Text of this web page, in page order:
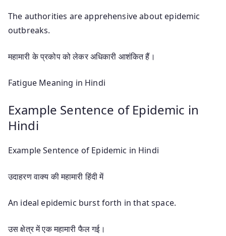
The authorities are apprehensive about epidemic
outbreaks.
महामारी के प्रकोप को लेकर अधिकारी आशंकित हैं।
Fatigue Meaning in Hindi
Example Sentence of Epidemic in
Hindi
Example Sentence of Epidemic in Hindi
उदाहरण वाक्य की महामारी हिंदी में
An ideal epidemic burst forth in that space.
उस क्षेत्र में एक महामारी फैल गई।